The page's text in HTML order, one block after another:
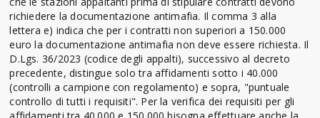
richiedere la documentazione antimafia. Il comma 3 alla
lettera e) indica che per i contratti non superiori a 150.000
euro la documentazione antimafia non deve essere richiesta. Il
D.Lgs. 36/2023 (codice degli appalti), successivo al decreto
precedente, distingue solo tra affidamenti sotto i 40.000
(controlli a campione con regolamento) e sopra, "puntuale
controllo di tutti i requisiti". Per la verifica dei requisiti per gli
affidamenti tra 40.000 e 150.000 bisogna effettuare anche la